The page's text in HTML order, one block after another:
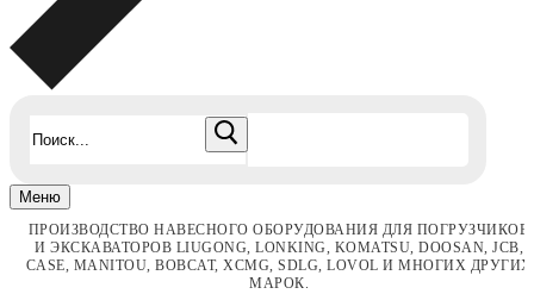
Меню
ПРОИЗВОДСТВО НАВЕСНОГО ОБОРУДОВАНИЯ ДЛЯ ПОГРУЗЧИКОВ
И ЭКСКАВАТОРОВ LIUGONG, LONKING, KOMATSU, DOOSAN, JCB,
CASE, MANITOU, BOBCAT, XCMG, SDLG, LOVOL И МНОГИХ ДРУГИХ
МАРОК.